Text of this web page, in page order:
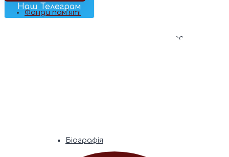
Наш Телеграм
Фонди пам’яті
Митрополита Володимира (Сабодана)
Біографія